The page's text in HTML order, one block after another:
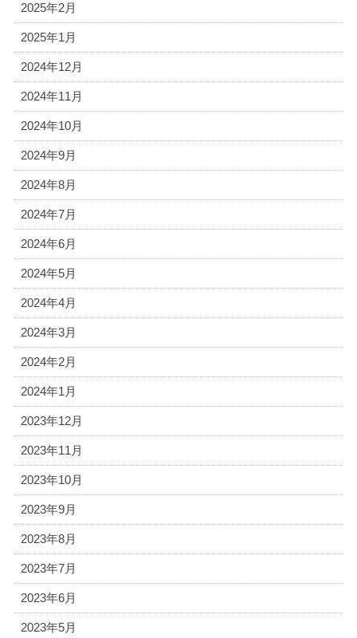
2025年2月
2025年1月
2024年12月
2024年11月
2024年10月
2024年9月
2024年8月
2024年7月
2024年6月
2024年5月
2024年4月
2024年3月
2024年2月
2024年1月
2023年12月
2023年11月
2023年10月
2023年9月
2023年8月
2023年7月
2023年6月
2023年5月